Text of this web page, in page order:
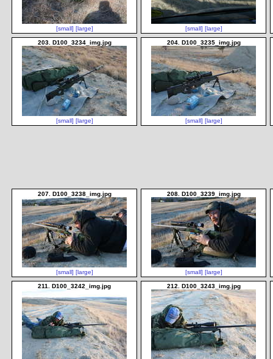
[small] [large] [small] [large]
203. D100_3234_img.jpg
[small] [large]
204. D100_3235_img.jpg
[small] [large]
207. D100_3238_img.jpg
[small] [large]
208. D100_3239_img.jpg
[small] [large]
211. D100_3242_img.jpg 212. D100_3243_img.jpg